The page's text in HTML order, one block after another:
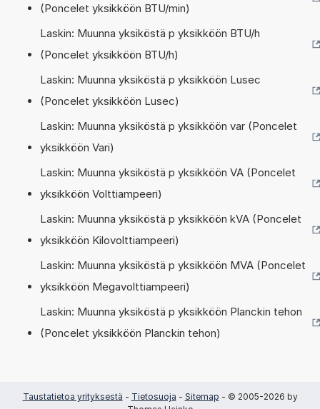
(Poncelet yksikköön BTU/min)
Laskin: Muunna yksiköstä p yksikköön BTU/h
(Poncelet yksikköön BTU/h)
Laskin: Muunna yksiköstä p yksikköön Lusec
(Poncelet yksikköön Lusec)
Laskin: Muunna yksiköstä p yksikköön var (Poncelet
yksikköön Vari)
Laskin: Muunna yksiköstä p yksikköön VA (Poncelet
yksikköön Volttiampeeri)
Laskin: Muunna yksiköstä p yksikköön kVA (Poncelet
yksikköön Kilovolttiampeeri)
Laskin: Muunna yksiköstä p yksikköön MVA (Poncelet
yksikköön Megavolttiampeeri)
Laskin: Muunna yksiköstä p yksikköön Planckin tehon
(Poncelet yksikköön Planckin tehon)
Taustatietoa yrityksestä - Tietosuoja - Sitemap - © 2005-2026 by